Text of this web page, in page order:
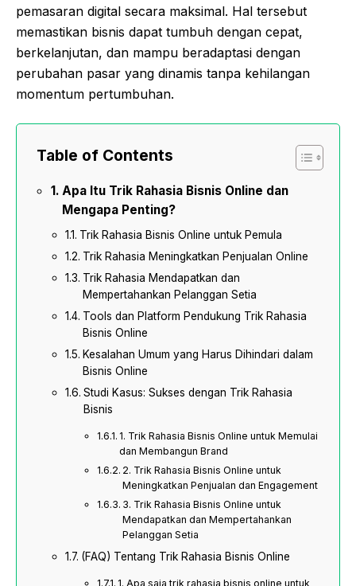
pemasaran digital secara maksimal. Hal tersebut
memastikan bisnis dapat tumbuh dengan cepat,
berkelanjutan, dan mampu beradaptasi dengan
perubahan pasar yang dinamis tanpa kehilangan
momentum pertumbuhan.
Table of Contents
Apa Itu Trik Rahasia Bisnis Online dan
Mengapa Penting?
Trik Rahasia Bisnis Online untuk Pemula
Trik Rahasia Meningkatkan Penjualan Online
Trik Rahasia Mendapatkan dan
Mempertahankan Pelanggan Setia
Tools dan Platform Pendukung Trik Rahasia
Bisnis Online
Kesalahan Umum yang Harus Dihindari dalam
Bisnis Online
Studi Kasus: Sukses dengan Trik Rahasia
Bisnis
1. Trik Rahasia Bisnis Online untuk Memulai
dan Membangun Brand
2. Trik Rahasia Bisnis Online untuk
Meningkatkan Penjualan dan Engagement
3. Trik Rahasia Bisnis Online untuk
Mendapatkan dan Mempertahankan
Pelanggan Setia
(FAQ) Tentang Trik Rahasia Bisnis Online
1. Apa saja trik rahasia bisnis online untuk